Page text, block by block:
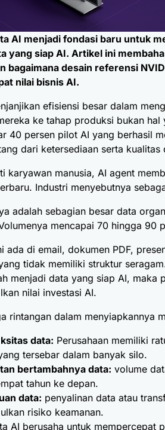
AI menjadi fondasi baru untuk
yang siap AI. Artikel ini
bagaimana desain referensi
nilai bisnis AI.
efisiensi besar dalam
ke tahap produksi bukan
40 persen pilot AI yang berhasil
dari ketersediaan serta kualitas
karyawan manusia, AI agent
Industri menyebutnya
adalah sebagian besar data
mencapai 70 hingga 90
ada di email, dokumen PDF,
tidak memiliki struktur
menjadi data yang siap AI, maka
nilai investasi AI.
rintangan dalam menyiapkannya
data: Perusahaan memiliki
tersebar dalam banyak silo.
bertambahnya data: volume
tahun ke depan.
data: penyalinan data atau
risiko keamanan.
AI berusaha untuk mempercepat